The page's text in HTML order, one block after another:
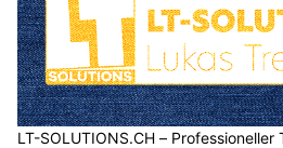
LT-SOLUTIONS.CH –